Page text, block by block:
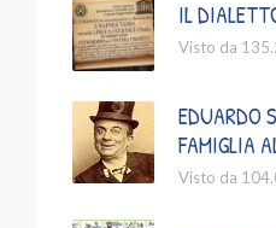
IL
Visto da
EDUARDO
FAMIGLIA
Visto da